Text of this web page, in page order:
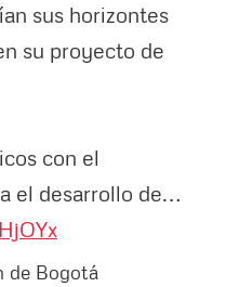
sus horizontes
su proyecto de
con el
el desarrollo de…
de Bogotá